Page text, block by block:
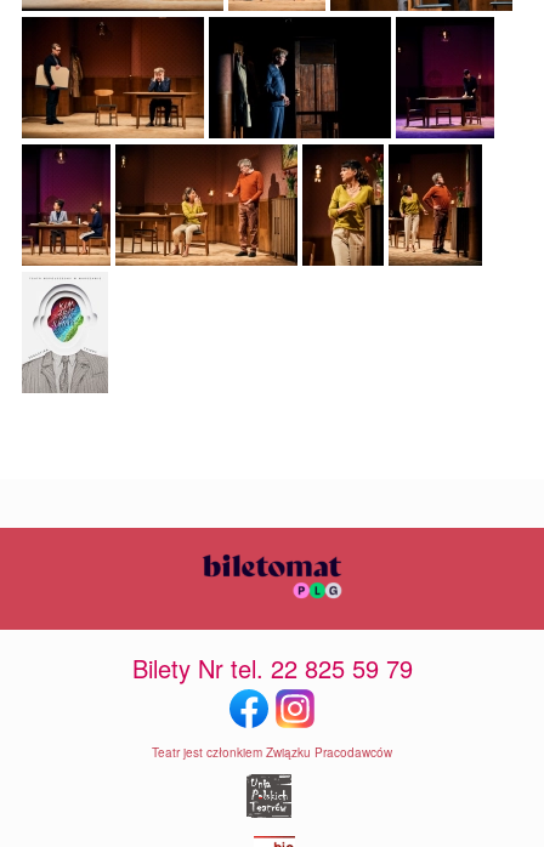
Bilety Nr tel. 22 825 59 79
Teatr jest członkiem Związku Pracodawców